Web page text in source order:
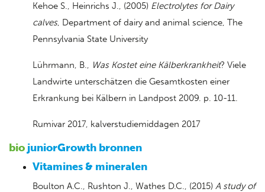
Kehoe S., Heinrichs J., (2005) Electrolytes for Dairy
calves, Department of dairy and animal science, The
Pennsylvania State University
Lührmann, B., Was Kostet eine Kälberkrankheit? Viele
Landwirte unterschätzen die Gesamtkosten einer
Erkrankung bei Kälbern in Landpost 2009. p. 10-11.
Rumivar 2017, kalverstudiemiddagen 2017
bio juniorGrowth bronnen
Vitamines & mineralen
Boulton A.C., Rushton J., Wathes D.C., (2015) A study of